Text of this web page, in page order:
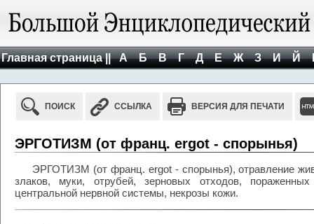
Главная страница || А Б В Г Д Е Ж З И Й
ПОИСК ССЫЛКА ВЕРСИЯ ДЛЯ ПЕЧАТИ
ЭРГОТИЗМ (от франц. ergot - спорынья)
ЭРГОТИЗМ (от франц. ergot - спорынья), отравление
злаков, муки, отрубей, зерновых отходов,
центральной нервной системы, некрозы кожи.